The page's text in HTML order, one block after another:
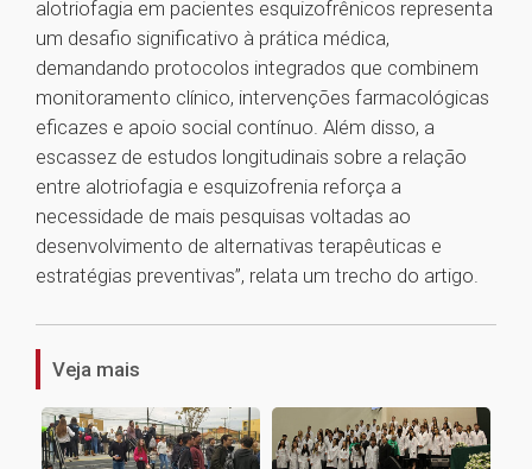
alotriofagia em pacientes esquizofrênicos representa
um desafio significativo à prática médica,
demandando protocolos integrados que combinem
monitoramento clínico, intervenções farmacológicas
eficazes e apoio social contínuo. Além disso, a
escassez de estudos longitudinais sobre a relação
entre alotriofagia e esquizofrenia reforça a
necessidade de mais pesquisas voltadas ao
desenvolvimento de alternativas terapêuticas e
estratégias preventivas”, relata um trecho do artigo.
1
Veja mais